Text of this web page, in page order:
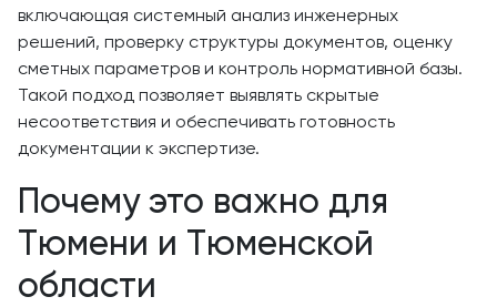
включающая системный анализ инженерных
решений, проверку структуры документов, оценку
сметных параметров и контроль нормативной базы.
Такой подход позволяет выявлять скрытые
несоответствия и обеспечивать готовность
документации к экспертизе.
Почему это важно для
Тюмени и Тюменской
области